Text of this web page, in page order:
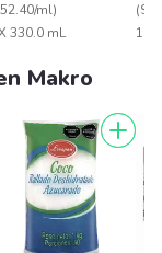
ml)
330.0 mL
(
1 X
Makro